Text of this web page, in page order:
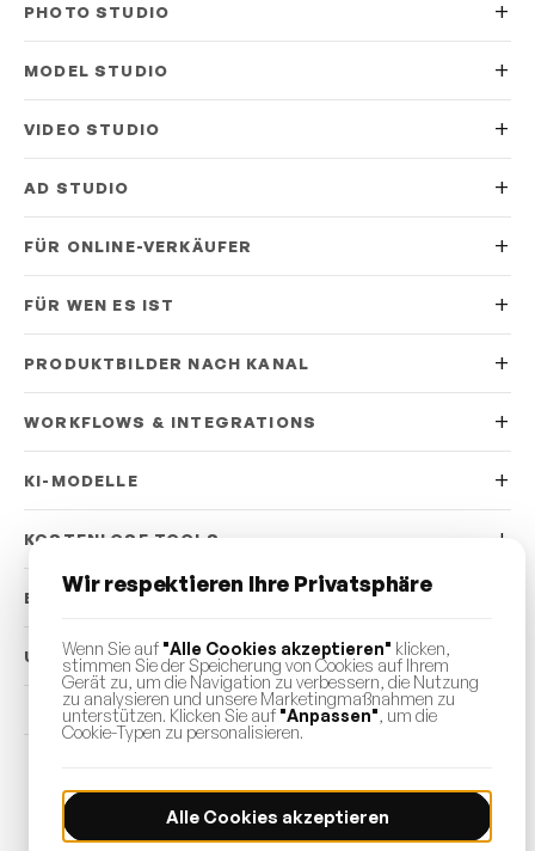
PHOTO STUDIO
MODEL STUDIO
VIDEO STUDIO
AD STUDIO
FÜR ONLINE-VERKÄUFER
FÜR WEN ES IST
PRODUKTBILDER NACH KANAL
WORKFLOWS & INTEGRATIONS
KI-MODELLE
KOSTENLOSE TOOLS
ENTDECKEN
UNTERNEHMEN
Vom Team hinterLoadFocus,FocusBox&PostNext
Allgemeine Geschäftsbedingungen
Wir respektieren Ihre Privatsphäre
Wenn Sie auf "Alle Cookies akzeptieren" klicken,
stimmen Sie der Speicherung von Cookies auf Ihrem
Gerät zu, um die Navigation zu verbessern, die Nutzung
zu analysieren und unsere Marketingmaßnahmen zu
unterstützen. Klicken Sie auf "Anpassen", um die
Cookie-Typen zu personalisieren.
Alle Cookies akzeptieren